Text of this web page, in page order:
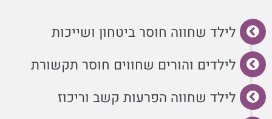
לילד שחווה חוסר ביטחון ושייכות
לילדים והורים שחווים חוסר תקשורת
לילד שחווה הפרעות קשב וריכוז